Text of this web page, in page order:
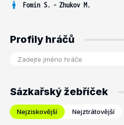
Fomin S. - Zhukov M.
Profily hráčů
Sázkařský žebříček
Nejziskovější Nejztrátovější